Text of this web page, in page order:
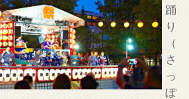
踊
り
（
さ
っ
ぽ